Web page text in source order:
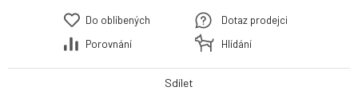
Do oblíbených
Porovnání
Dotaz prodejci
Hlídání
Sdílet